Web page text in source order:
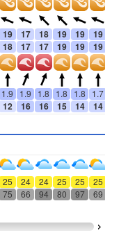
19 17 18 19 19 19
18 17 17 19 19 19
1.9 1.9 1.8 1.8 1.8 1.7
12 16 16 15 14 14
25 24 24 25 25 25
75 66 94 80 97 69